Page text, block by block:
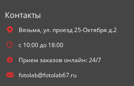
Контакты
Вязьма, ул. проезд 25-Октября д.2
с 10:00 до 18:00
Прием заказов онлайн: 24/7
fotolab@fotolab67.ru